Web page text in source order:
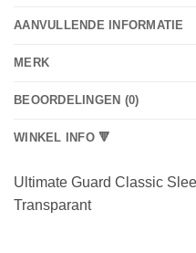
AANVULLENDE INFORMATIE
MERK
BEOORDELINGEN (0)
WINKEL INFO 🔻
Ultimate Guard Classic
Transparant